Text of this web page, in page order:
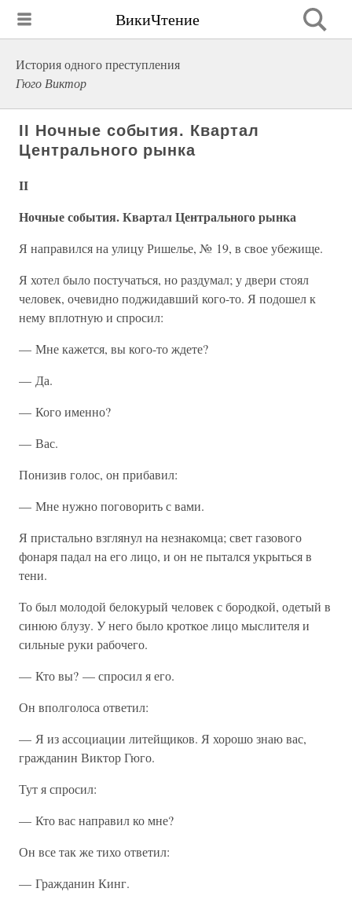
ВикиЧтение
История одного преступления
Гюго Виктор
II Ночные события. Квартал
Центрального рынка
II
Ночные события. Квартал Центрального рынка
Я направился на улицу Ришелье, № 19, в свое убежище.
Я хотел было постучаться, но раздумал; у двери стоял
человек, очевидно поджидавший кого-то. Я подошел к
нему вплотную и спросил:
— Мне кажется, вы кого-то ждете?
— Да.
— Кого именно?
— Вас.
Понизив голос, он прибавил:
— Мне нужно поговорить с вами.
Я пристально взглянул на незнакомца; свет газового
фонаря падал на его лицо, и он не пытался укрыться в
тени.
То был молодой белокурый человек с бородкой, одетый в
синюю блузу. У него было кроткое лицо мыслителя и
сильные руки рабочего.
— Кто вы? — спросил я его.
Он вполголоса ответил:
— Я из ассоциации литейщиков. Я хорошо знаю вас,
гражданин Виктор Гюго.
Тут я спросил:
— Кто вас направил ко мне?
Он все так же тихо ответил:
— Гражданин Кинг.